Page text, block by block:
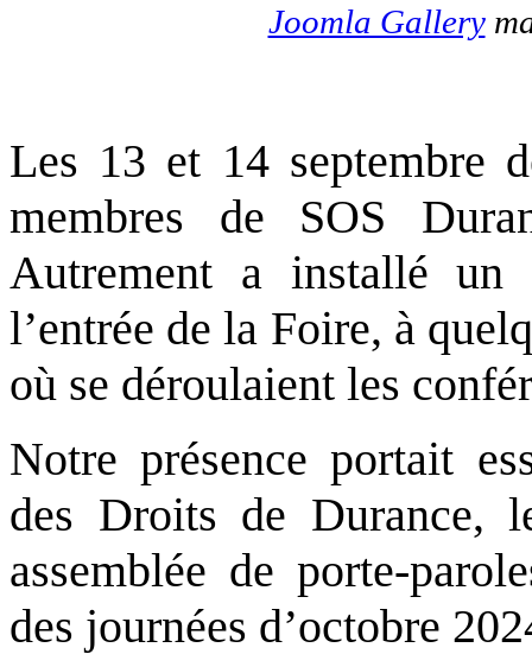
Joomla Gallery
Les 13 et 14 septembre
membres de SOS
Autrement a installé
l’entrée de la Foire, à
où se déroulaient les
Notre présence portait
des Droits de Durance,
assemblée de porte-
des journées d’octobre